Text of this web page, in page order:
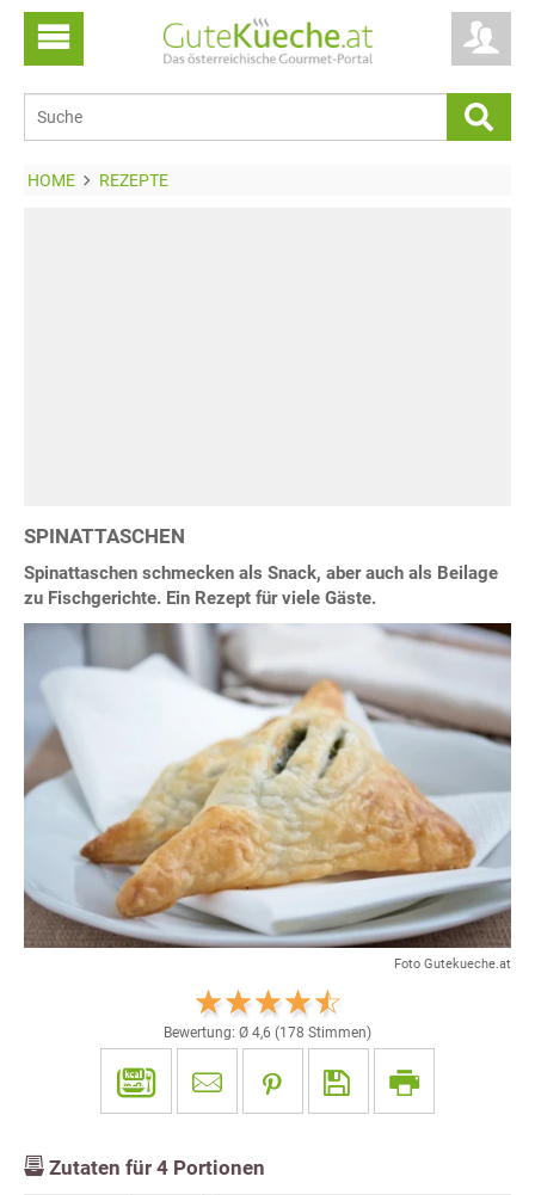
HOME REZEPTE
SPINATTASCHEN
Spinattaschen schmecken als Snack, aber auch als Beilage
zu Fischgerichte. Ein Rezept für viele Gäste.
Foto Gutekueche.at
Bewertung: Ø 4,6 (178 Stimmen)
Zutaten für 4 Portionen